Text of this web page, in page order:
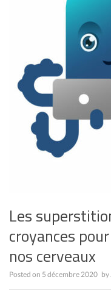
Les
croyances
nos cerveaux
Posted on 5 décembre 2020 by